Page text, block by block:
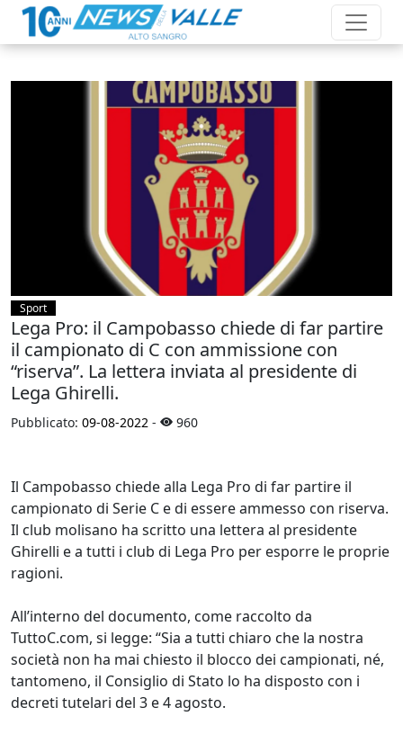
Sport
Lega Pro: il Campobasso chiede di far partire
il campionato di C con ammissione con
“riserva”. La lettera inviata al presidente di
Lega Ghirelli.
Pubblicato: 09-08-2022 - 960
Il Campobasso chiede alla Lega Pro di far partire il
campionato di Serie C e di essere ammesso con riserva.
Il club molisano ha scritto una lettera al presidente
Ghirelli e a tutti i club di Lega Pro per esporre le proprie
ragioni.
All’interno del documento, come raccolto da
TuttoC.com, si legge: “Sia a tutti chiaro che la nostra
società non ha mai chiesto il blocco dei campionati, né,
tantomeno, il Consiglio di Stato lo ha disposto con i
decreti tutelari del 3 e 4 agosto.